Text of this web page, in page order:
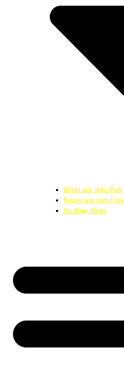
Direkt aus dem Park
Neues aus dem Park
Go Army News